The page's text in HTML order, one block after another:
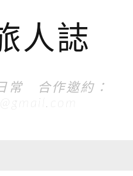
人誌
常 合作邀約：